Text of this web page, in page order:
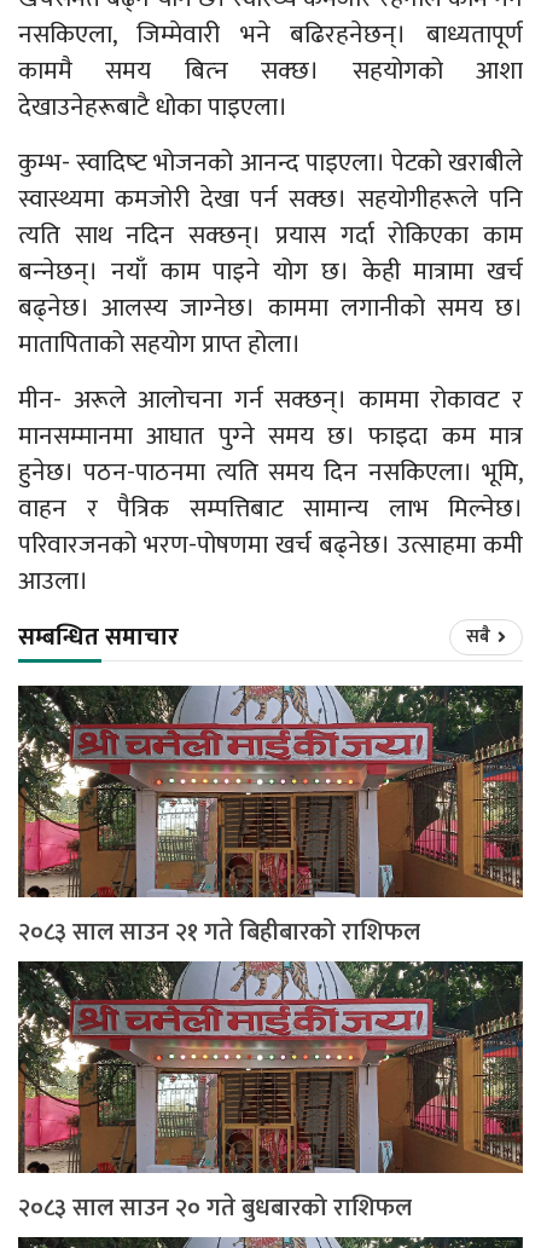
नसकिएला, जिम्मेवारी भने बढिरहनेछन्। बाध्यतापूर्ण
काममै समय बित्‍न सक्छ। सहयोगको आशा
देखाउनेहरूबाटै धोका पाइएला।
कुम्भ- स्वादिष्‍ट भोजनको आनन्द पाइएला। पेटको खराबीले
स्वास्थ्यमा कमजोरी देखा पर्न सक्छ। सहयोगीहरूले पनि
त्यति साथ नदिन सक्छन्। प्रयास गर्दा रोकिएका काम
बन्‍नेछन्। नयाँ काम पाइने योग छ। केही मात्रामा खर्च
बढ्नेछ। आलस्य जाग्‍नेछ। काममा लगानीको समय छ।
मातापिताको सहयोग प्राप्त होला।
मीन- अरूले आलोचना गर्न सक्छन्। काममा रोकावट र
मानसम्मानमा आघात पुग्‍ने समय छ। फाइदा कम मात्र
हुनेछ। पठन-पाठनमा त्यति समय दिन नसकिएला। भूमि,
वाहन र पैत्रिक सम्पत्तिबाट सामान्य लाभ मिल्नेछ।
परिवारजनको भरण-पोषणमा खर्च बढ्नेछ। उत्साहमा कमी
आउला।
सम्बन्धित समाचार सबै
२०८३ साल साउन २१ गते बिहीबारको राशिफल
२०८३ साल साउन २० गते बुधबारको राशिफल